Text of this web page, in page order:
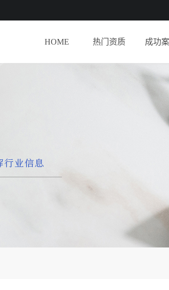
HOME 热门资质 成功